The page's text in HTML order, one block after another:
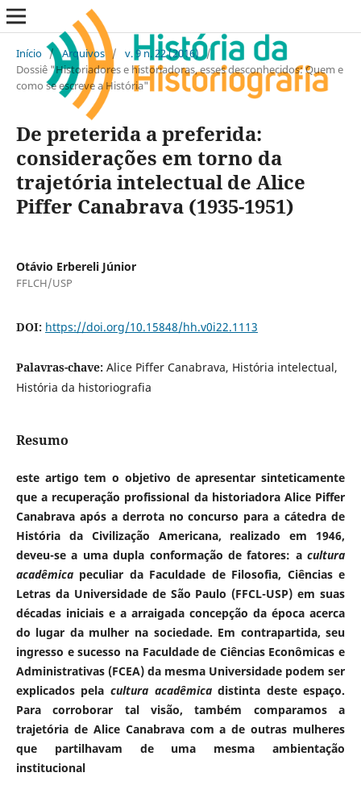
Início / Arquivos / v. 9 n. 22 (2016) /
Dossiê "Historiadores e historiadoras, esses desconhecidos: Quem e
como se escreve a História"
De preterida a preferida:
considerações em torno da
trajetória intelectual de Alice
Piffer Canabrava (1935-1951)
Otávio Erbereli Júnior
FFLCH/USP
DOI: https://doi.org/10.15848/hh.v0i22.1113
Palavras-chave: Alice Piffer Canabrava, História intelectual,
História da historiografia
Resumo
este artigo tem o objetivo de apresentar sinteticamente
que a recuperação profissional da historiadora Alice Piffer
Canabrava após a derrota no concurso para a cátedra de
História da Civilização Americana, realizado em 1946,
deveu-se a uma dupla conformação de fatores: acultura
acadêmicapeculiar da Faculdade de Filosofia, Ciências e
Letras da Universidade de São Paulo (FFCL-USP) em suas
décadas iniciais e a arraigada concepção da época acerca
do lugar da mulher na sociedade. Em contrapartida, seu
ingresso e sucesso na Faculdade de Ciências Econômicas e
Administrativas (FCEA) da mesma Universidade podem ser
explicados pela cultura acadêmicadistinta deste espaço.
Para corroborar tal visão, também comparamos a
trajetória de Alice Canabrava com a de outras mulheres
que partilhavam de uma mesma ambientação
institucional